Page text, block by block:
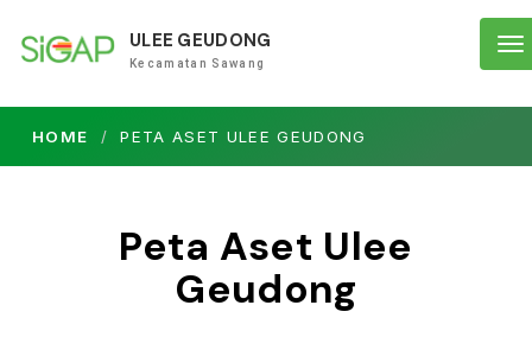
ULEE GEUDONG
Kecamatan Sawang
HOME PETA ASET ULEE GEUDONG
Peta Aset Ulee
Geudong